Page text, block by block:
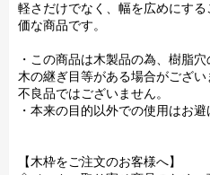
軽さだけでなく、幅を広めにす
価な商品です。
・この商品は木製品の為、樹脂
木の継ぎ目等がある場合がござ
不良品ではございません。
・本来の目的以外での使用はお避
【木枠をご注文のお客様へ】